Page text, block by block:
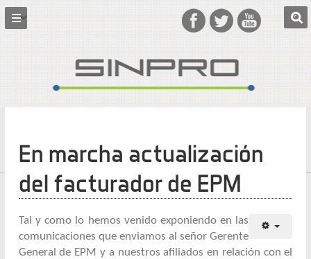
En marcha actualización
del facturador de EPM
Tal y como lo hemos venido exponiendo en las
comunicaciones que enviamos al señor Gerente
General de EPM y a nuestros afiliados en relación con el